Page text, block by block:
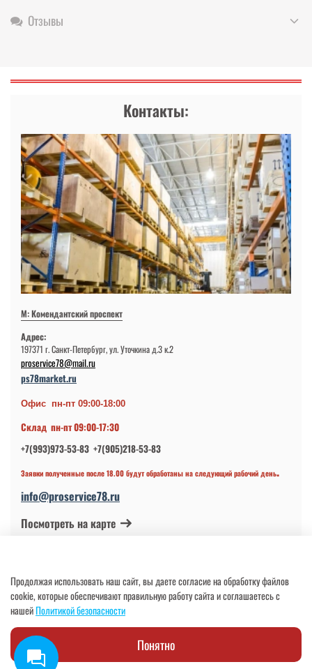
Отзывы
Контакты:
М: Комендантский проспект
Адрес:
197371 г. Санкт-Петербург, ул. Уточкина д.3 к.2
proservice78@mail.ru
ps78market.ru
Офис пн-пт 09:00-18:00
Склад пн-пт 09:00-17:30
+7(993)973-53-83 +7(905)218-53-83
Заявки полученные после 18.00 будут обработаны на следующий рабочий день.
info@proservice78.ru
Посмотреть на карте
ОГРНИП 317784700113997 от 17.04.2017
Продолжая использовать наш сайт, вы даете согласие на обработку файлов
cookie, которые обеспечивают правильную работу сайта и соглашаетесь с
нашейПолитикой безопасности
Понятно